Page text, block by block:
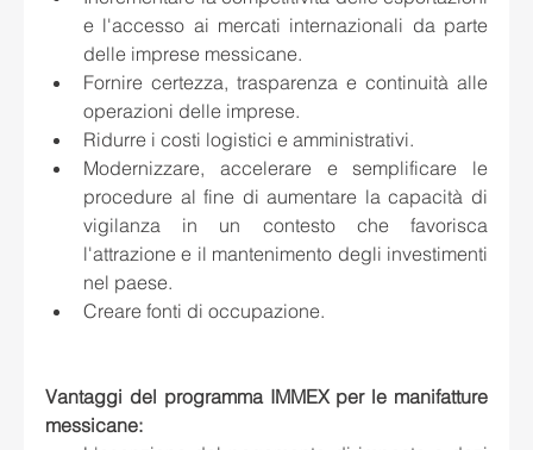
e l'accesso ai mercati internazionali da parte
delle imprese messicane.
Fornire certezza, trasparenza e continuità alle
operazioni delle imprese.
Ridurre i costi logistici e amministrativi.
Modernizzare, accelerare e semplificare le
procedure al fine di aumentare la capacità di
vigilanza in un contesto che favorisca
l'attrazione e il mantenimento degli investimenti
nel paese.
Creare fonti di occupazione.
Vantaggi del programma IMMEX per le manifatture
messicane: